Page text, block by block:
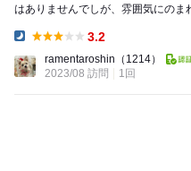
はありませんでしが、雰囲気にの
3.2
ramentaroshin （1214）
2023/08 訪問
1回